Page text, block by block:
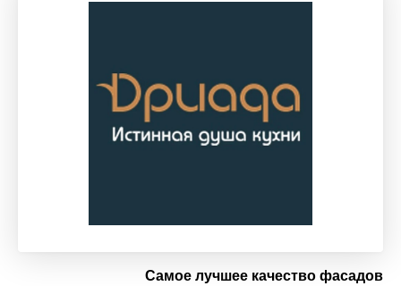
Самое лучшее качество фасадов